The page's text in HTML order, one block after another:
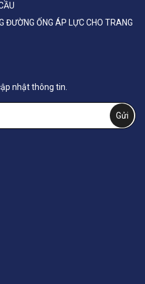
ĐƯỜNG ỐNG ÁP LỰC CHO TRANG
nhật thông tin.